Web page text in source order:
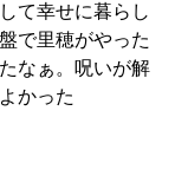
て幸せに暮らし
で里穂がやった
なぁ。呪いが解
かった